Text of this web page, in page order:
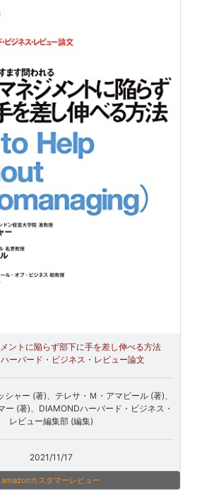
ントに陥らず部下に手を差し伸べる方法
ーバード・ビジネス・レビュー論文
シャー (著)、テレサ・Ｍ・アマビール (著)、
ー (著)、DIAMONDハーバード・ビジネス・
レビュー編集部 (編集)
2021/11/17
amazonカスタマーレビュー